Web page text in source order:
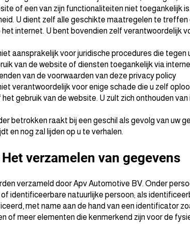
of een van zijn functionaliteiten niet toegankelijk
U dient zelf alle geschikte maatregelen te
het internet. U bent bovendien zelf verantwoordelijk
aansprakelijk voor juridische procedures die tegen
van de website of diensten toegankelijk via
van de voorwaarden van deze privacy policy
verantwoordelijk voor enige schade die u zelf
gebruik van de website. U zult zich onthouden
betrokken raakt bij een geschil als gevolg van uw
en nog zal lijden op u te verhalen.
verzamelen van gegevens
verzameld door Apv Automotive BV. Onder
identificeerbare natuurlijke persoon; als
met name aan de hand van een identificator
of meer elementen die kenmerkend zijn voor de